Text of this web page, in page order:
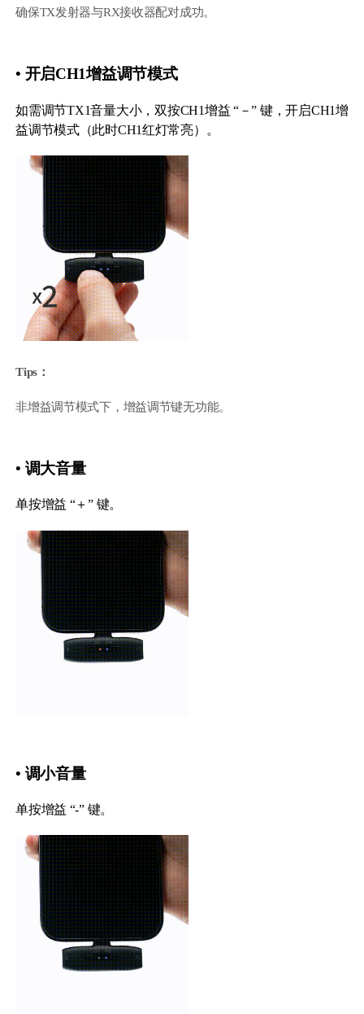
确保TX发射器与RX接收器配对成功。
• 开启CH1增益调节模式
如需调节TX1音量大小，双按CH1增益 “－” 键，开启CH1增
益调节模式（此时CH1红灯常亮）。
Tips：
非增益调节模式下，增益调节键无功能。
• 调大音量
单按增益 “＋” 键。
• 调小音量
单按增益 “-” 键。